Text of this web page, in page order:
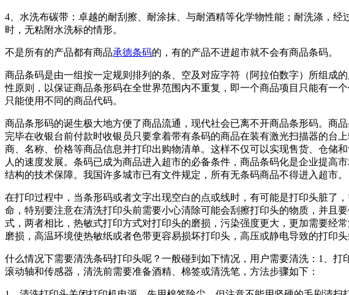
4、水洗布碳带：卓越的耐刮擦、耐涂抹、与耐酒精等化学物性能；耐洗涤，
时，无粘附水洗标的情形。
不是所有的产品都有商品承德条码的，有的产品不进超市就不会有商品条码。
商品条码是由一组按一定规则排列的条、空及对应字符（阿拉伯数字）所组成
性原则，以保证商品条形码在全世界范围内不重复，即一个商品项目只能有一
只能使用不同的商品代码。
商品条形码的诞生极大地方便了商品流通，现代社会已离不开商品条形码。商
完毕在收银台前付款时收银员只要拿着带有条码的商品在装有激光扫描器的台
商、名称、价格等商品信息并打印出购物清单。这样不仅可以实现售货、仓储
人的速度发展。条码已成为商品进入超市的必备条件，商品条码化是企业提高
结构的技术保障。我国许多城市已有文件规定，所有无条码商品不得进入超市。
在打印过程中，当条形码或者文字出现空白的点或线时，有可能是打印头脏了
命，特别要注意在清洗打印头前需要小心清除可能会刮擦打印头的物质，并且
式，两者相比，热敏式打印方式对打印头的磨损，污染强度更大，更加需要经
磨损，高温环境使热敏纸或者色带更容易损坏打印头，高压或静电导致的打印
什么情况下需要清洗条码打印头呢？一般碰到如下情况，用户需要清洗：1、
滚动轴和传感器，清洗前需要准备酒精、棉签或清洗笔，方法步骤如下：